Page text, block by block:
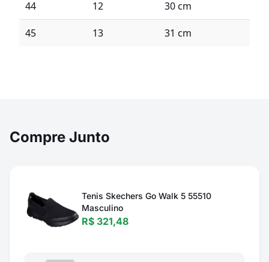
44 12 30 cm
45 13 31 cm
Compre Junto
Tenis Skechers Go Walk 5 55510
Masculino
R$ 321,48